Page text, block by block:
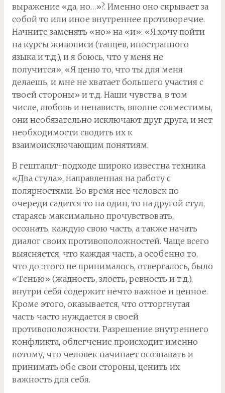
выражение «да, но…»?. Именно оно скрывает за
собой то или иное внутреннее противоречие.
Начните заменять «но» на «и»: «Я хочу пойти
на курсы живописи (танцев, иностранного
языка и т.д.), и я боюсь, что у меня не
получится»; «Я ценю то, что ты для меня
делаешь, и мне не хватает большего участия с
твоей стороны» и т.д. Наши чувства, в том
числе, любовь и ненависть, вполне совместимы,
они необязательно исключают друг друга, и нет
необходимости сводить их к
взаимоисключающим понятиям.
В гештальт-подходе широко известна техника
«Два стула», направленная на работу с
полярностями. Во время нее человек по
очереди садится то на один, то на другой стул,
стараясь максимально прочувствовать,
осознать, каждую свою часть, а также начать
диалог своих противоположностей. Чаще всего
выясняется, что каждая часть, а особенно то,
что до этого не принималось, отвергалось, было
«Тенью» (жадность, злость, ревность и т.д.),
внутри себя содержит нечто важное и ценное.
Кроме этого, оказывается, что отторгнутая
часть часто нуждается в своей
противоположности. Разрешение внутреннего
конфликта, облегчение происходит именно
потому, что человек начинает осознавать и
принимать обе свои стороны, ценить их
важность для себя.